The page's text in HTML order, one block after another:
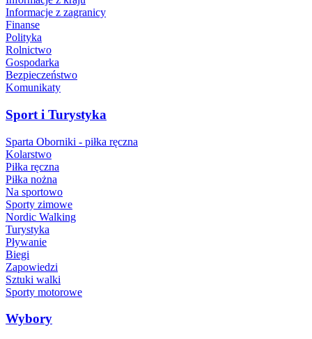
Informacje z zagranicy
Finanse
Polityka
Rolnictwo
Gospodarka
Bezpieczeństwo
Komunikaty
Sport i Turystyka
Sparta Oborniki - piłka ręczna
Kolarstwo
Piłka ręczna
Piłka nożna
Na sportowo
Sporty zimowe
Nordic Walking
Turystyka
Pływanie
Biegi
Zapowiedzi
Sztuki walki
Sporty motorowe
Wybory